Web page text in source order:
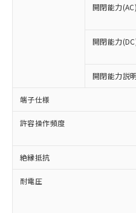
開閉能力(AC)
開閉能力
開閉能力説
端子仕様
許容操作頻度
絶縁抵抗
耐電圧
以下の条件をお読み
ご利用ください。
本サービスは
商品の当社在
(税抜)を提供さ
当社制御機器
本サービスの
ことをご了承
在庫状況およ
記載している
タに基づき作
覧された時点
準価格とは異
対応予定なし：EU
非含有に非対応の商
定はありません。
調査・確認中：EU
非含有の対応状況を
非該当品：ライセン
害物質有無と関係の
仕入先様の事情によ
いたものが、含有品
むを得ず変更するこ
六価クロム(Cr(Ⅵ))
類(PBB) 1000ppm以下、ポ
「○」：最大均質材
基準値以下であるこ
「×」：最大均質材
基準値を超えている
「－」：未確認です
*中国RoHS10物質の基準
Pb(鉛) :1000ppm、 Hg(水
Cr(Ⅵ)(六価クロム) :
当社は、これ
為替および外
（以下｢規制貨
または国外へ
国政府の輸出
可)を取得する